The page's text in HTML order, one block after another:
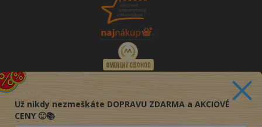
Už nikdy nezmeškáte DOPRAVU ZDARMA a AKCIOVÉ
CENY 🙂📚